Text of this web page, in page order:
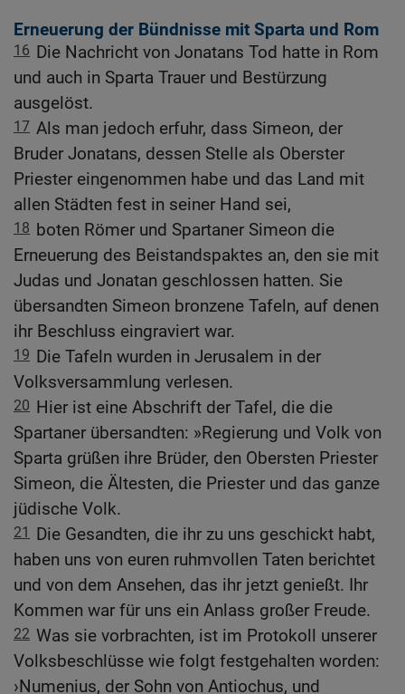
Erneuerung der Bündnisse mit Sparta und Rom
16 Die Nachricht von Jonatans Tod hatte in Rom
und auch in Sparta Trauer und Bestürzung
ausgelöst.
17 Als man jedoch erfuhr, dass Simeon, der
Bruder Jonatans, dessen Stelle als Oberster
Priester eingenommen habe und das Land mit
allen Städten fest in seiner Hand sei,
18 boten Römer und Spartaner Simeon die
Erneuerung des Beistandspaktes an, den sie mit
Judas und Jonatan geschlossen hatten. Sie
übersandten Simeon bronzene Tafeln, auf denen
ihr Beschluss eingraviert war.
19 Die Tafeln wurden in Jerusalem in der
Volksversammlung verlesen.
20 Hier ist eine Abschrift der Tafel, die die
Spartaner übersandten: »Regierung und Volk von
Sparta grüßen ihre Brüder, den Obersten Priester
Simeon, die Ältesten, die Priester und das ganze
jüdische Volk.
21 Die Gesandten, die ihr zu uns geschickt habt,
haben uns von euren ruhmvollen Taten berichtet
und von dem Ansehen, das ihr jetzt genießt. Ihr
Kommen war für uns ein Anlass großer Freude.
22 Was sie vorbrachten, ist im Protokoll unserer
Volksbeschlüsse wie folgt festgehalten worden:
›Numenius, der Sohn von Antiochus, und